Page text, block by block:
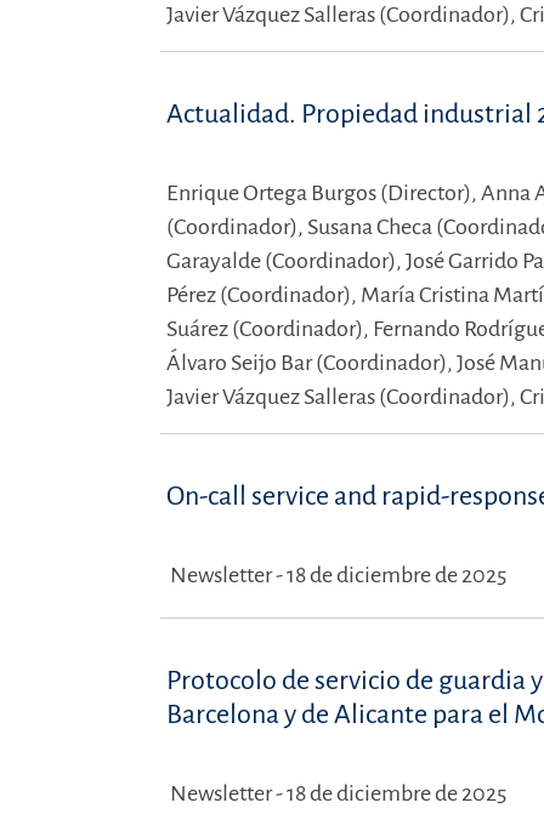
Javier Vázquez Salleras (Coordinador),
Actualidad. Propiedad industrial
Enrique Ortega Burgos (Director), Anna
(Coordinador), Susana Checa
Garayalde (Coordinador), José Garrido
Pérez (Coordinador), María Cristina
Suárez (Coordinador), Fernando
Álvaro Seijo Bar (Coordinador), José
Javier Vázquez Salleras (Coordinador),
On-call service and rapid-
Newsletter - 18 de diciembre de 2025
Protocolo de servicio de guardia
Barcelona y de Alicante para el
Newsletter - 18 de diciembre de 2025